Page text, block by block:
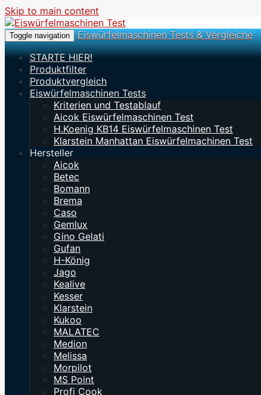
Skip to main content
Toggle navigation
Eiswürfelmaschinen Tests & Vergleiche
STARTE HIER!
Produktfilter
Produktvergleich
Eiswürfelmaschinen Tests
Kriterien und Testablauf
Aicok Eiswürfelmaschinen Test
H.Koenig KB14 Eiswürfelmaschinen Test
Klarstein Manhattan Eiswürfelmachinen Test
Hersteller
Aicok
Betec
Bomann
Brema
Caso
Gemlux
Gino Gelati
Gufan
H-König
Jago
Kealive
Kesser
Klarstein
Kukoo
MALATEC
Medion
Melissa
Morpilot
MS Point
Profi Cook